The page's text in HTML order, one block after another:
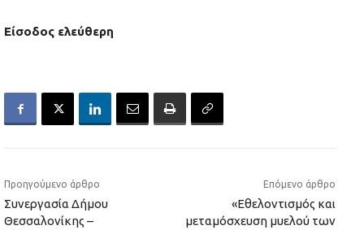
Είσοδος ελεύθερη
Προηγούμενο άρθρο
Συνεργασία Δήμου
Θεσσαλονίκης –
Επόμενο άρθρο
«Εθελοντισμός και
μεταμόσχευση μυελού των